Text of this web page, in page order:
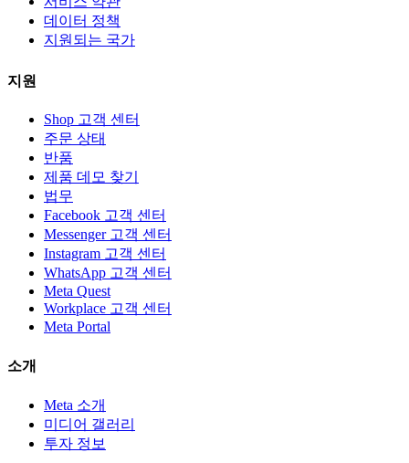
데이터 정책
지원되는 국가
지원
Shop 고객 센터
주문 상태
반품
제품 데모 찾기
법무
Facebook 고객 센터
Messenger 고객 센터
Instagram 고객 센터
WhatsApp 고객 센터
Meta Quest
Workplace 고객 센터
Meta Portal
소개
Meta 소개
미디어 갤러리
투자 정보